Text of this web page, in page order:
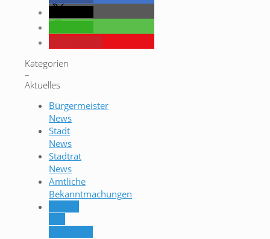
Kategorien
–
Aktuelles
Bürgermeister
News
Stadt
News
Stadtrat
News
Amtliche
Bekanntmachungen